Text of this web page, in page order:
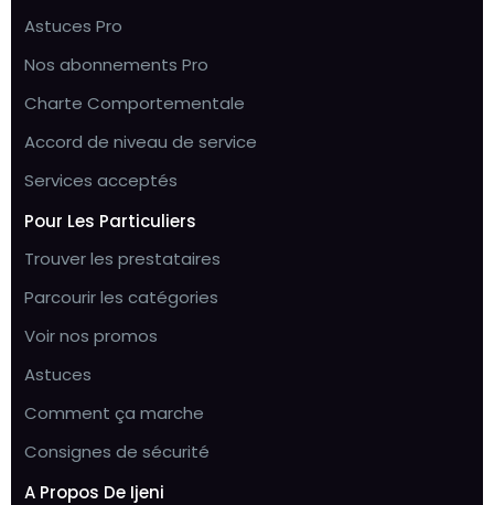
Astuces Pro
Nos abonnements Pro
Charte Comportementale
Accord de niveau de service
Services acceptés
Pour Les Particuliers
Trouver les prestataires
Parcourir les catégories
Voir nos promos
Astuces
Comment ça marche
Consignes de sécurité
A Propos De Ijeni